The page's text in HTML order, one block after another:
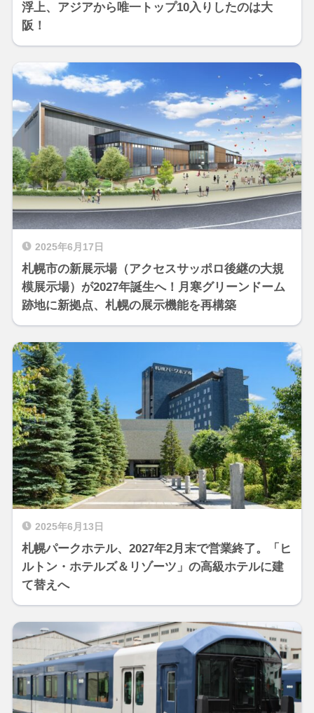
浮上、アジアから唯一トップ10入りしたのは大
阪！
2025年6月17日
札幌市の新展示場（アクセスサッポロ後継の大規
模展示場）が2027年誕生へ！月寒グリーンドーム
跡地に新拠点、札幌の展示機能を再構築
2025年6月13日
札幌パークホテル、2027年2月末で営業終了。「ヒ
ルトン・ホテルズ＆リゾーツ」の高級ホテルに建
て替えへ